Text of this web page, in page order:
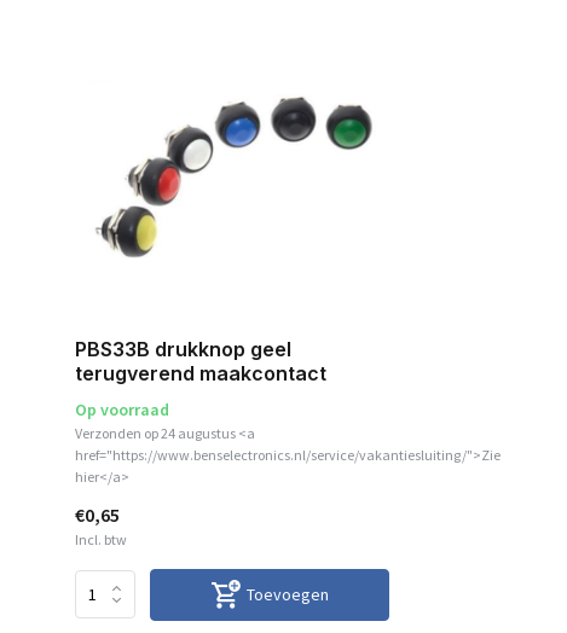
PBS33B drukknop geel
terugverend maakcontact
Op voorraad
Verzonden op 24 augustus <a
href="https://www.benselectronics.nl/service/vakantiesluiting/">Zie
hier</a>
€0,65
Incl. btw
Toevoegen